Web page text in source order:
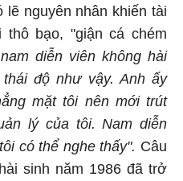
lẽ nguyên nhân khiến tài
bạo, "giận cá chém
diễn viên không hài
độ như vậy. Anh ấy
mặt tôi nên mới trút
lý của tôi. Nam diễn
có thể nghe thấy". Câu
sinh năm 1986 đã trở